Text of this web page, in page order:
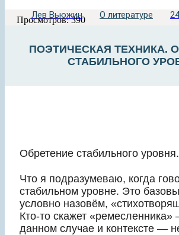
Лев Вьюжин О литературе
Просмотров: 390
ПОЭТИЧЕСКАЯ ТЕХНИКА.
СТАБИЛЬНОГО
Обретение стабильного уровня.
Что я подразумеваю, когда
стабильном уровне. Это
условно назовём,
Кто-то скажет «ремесленника»
данном случае и контексте —